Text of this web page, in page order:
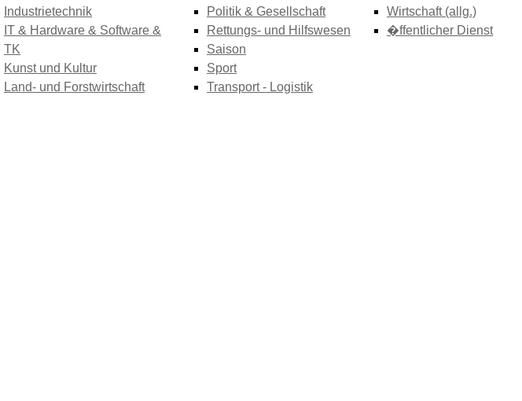
Industrietechnik
IT & Hardware & Software &
TK
Kunst und Kultur
Land- und Forstwirtschaft
Politik & Gesellschaft
Rettungs- und Hilfswesen
Saison
Sport
Transport - Logistik
Wirtschaft (allg.)
�ffentlicher Dienst